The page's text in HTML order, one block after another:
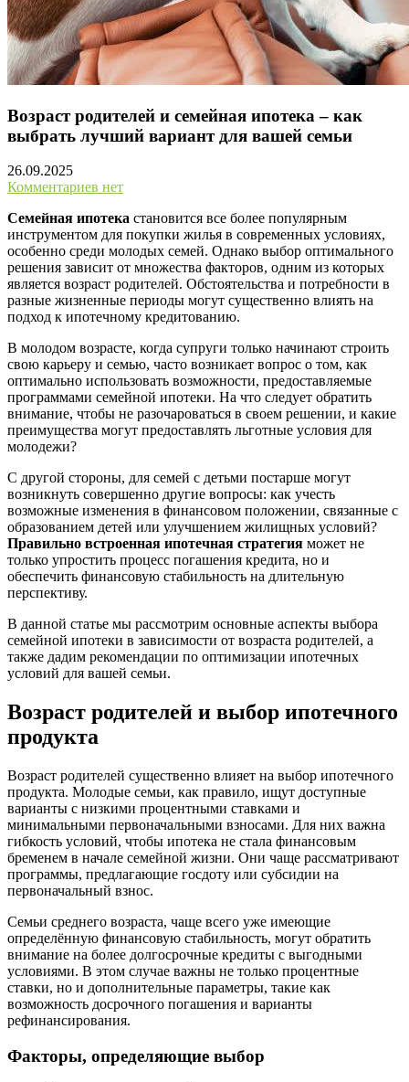
Возраст родителей и семейная ипотека – как
выбрать лучший вариант для вашей семьи
26.09.2025
Комментариев нет
Семейная ипотека становится все более популярным
инструментом для покупки жилья в современных условиях,
особенно среди молодых семей. Однако выбор оптимального
решения зависит от множества факторов, одним из которых
является возраст родителей. Обстоятельства и потребности в
разные жизненные периоды могут существенно влиять на
подход к ипотечному кредитованию.
В молодом возрасте, когда супруги только начинают строить
свою карьеру и семью, часто возникает вопрос о том, как
оптимально использовать возможности, предоставляемые
программами семейной ипотеки. На что следует обратить
внимание, чтобы не разочароваться в своем решении, и какие
преимущества могут предоставлять льготные условия для
молодежи?
С другой стороны, для семей с детьми постарше могут
возникнуть совершенно другие вопросы: как учесть
возможные изменения в финансовом положении, связанные с
образованием детей или улучшением жилищных условий?
Правильно встроенная ипотечная стратегия может не
только упростить процесс погашения кредита, но и
обеспечить финансовую стабильность на длительную
перспективу.
В данной статье мы рассмотрим основные аспекты выбора
семейной ипотеки в зависимости от возраста родителей, а
также дадим рекомендации по оптимизации ипотечных
условий для вашей семьи.
Возраст родителей и выбор ипотечного
продукта
Возраст родителей существенно влияет на выбор ипотечного
продукта. Молодые семьи, как правило, ищут доступные
варианты с низкими процентными ставками и
минимальными первоначальными взносами. Для них важна
гибкость условий, чтобы ипотека не стала финансовым
бременем в начале семейной жизни. Они чаще рассматривают
программы, предлагающие госдоту или субсидии на
первоначальный взнос.
Семьи среднего возраста, чаще всего уже имеющие
определённую финансовую стабильность, могут обратить
внимание на более долгосрочные кредиты с выгодными
условиями. В этом случае важны не только процентные
ставки, но и дополнительные параметры, такие как
возможность досрочного погашения и варианты
рефинансирования.
Факторы, определяющие выбор